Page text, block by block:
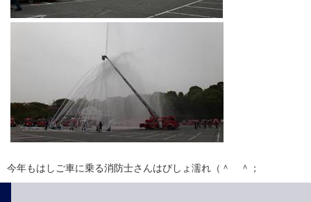
今年もはしご車に乗る消防士さんはびしょ濡れ（＾　＾；